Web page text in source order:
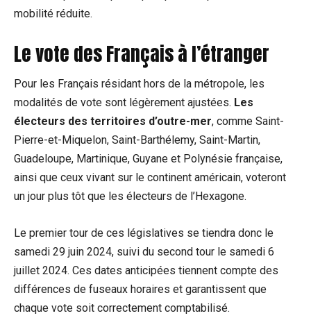
mobilité ⁢réduite.
Le vote des Français à l’étranger
Pour les Français résidant ⁣hors de la métropole, ⁤les
modalités de​ vote sont légèrement ajustées. Les
électeurs des territoires d’outre-mer, comme Saint-
Pierre-et-Miquelon, Saint-Barthélemy, Saint-Martin,
Guadeloupe, Martinique, Guyane et Polynésie française,
ainsi que ceux⁢ vivant sur le continent américain, voteront
un jour plus tôt que les électeurs de l’Hexagone.
Le premier tour ⁢de ces législatives se tiendra donc ⁤le
samedi 29⁤ juin 2024, suivi du second tour le samedi 6
juillet 2024. Ces dates anticipées tiennent compte des
différences⁣ de fuseaux⁤ horaires et⁤ garantissent que
chaque vote soit correctement ‌comptabilisé.